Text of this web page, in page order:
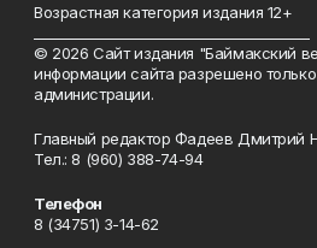
Возрастная категория издания 12+
© 2026 Сайт издания "Баймакский
информации сайта разрешено
администрации.
Главный редактор Фадеев Дмитрий
Тел.: 8 (960) 388-74-94
Телефон
8 (34751) 3-14-62